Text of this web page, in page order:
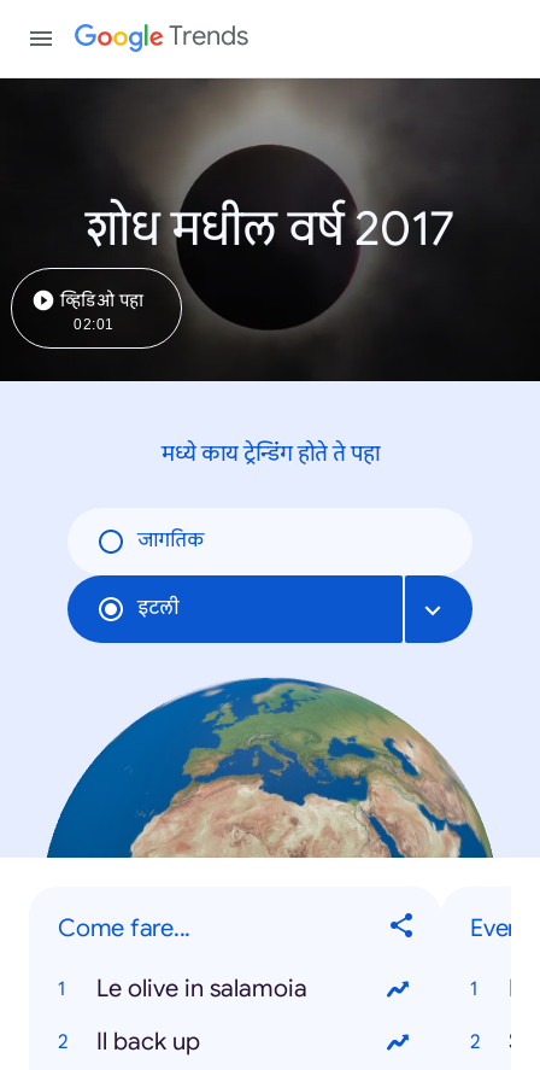
Trends
शोध मधील वर्ष 2017
व्हिडिओ पहा
02:01
मध्ये काय ट्रेन्डिंंग होते ते पहा
जागतिक
इटली
Come fare...
Le olive in salamoia
Il back up
Eventi